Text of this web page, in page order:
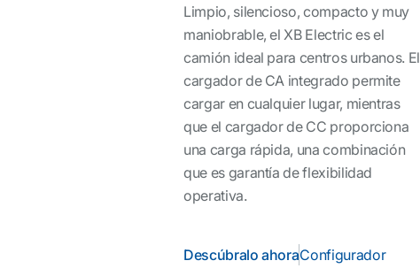
Limpio, silencioso, compacto y muy
maniobrable, el XB Electric es el
camión ideal para centros urbanos. El
cargador de CA integrado permite
cargar en cualquier lugar, mientras
que el cargador de CC proporciona
una carga rápida, una combinación
que es garantía de flexibilidad
operativa.
Descúbralo ahoraConfigurador